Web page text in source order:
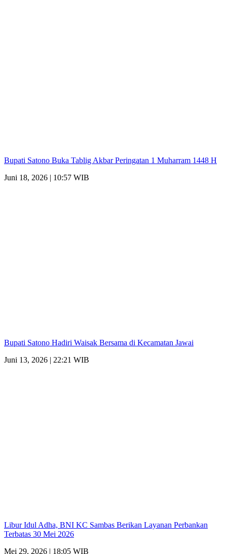
Bupati Satono Buka Tablig Akbar Peringatan 1 Muharram 1448 H
Juni 18, 2026 | 10:57 WIB
Bupati Satono Hadiri Waisak Bersama di Kecamatan Jawai
Juni 13, 2026 | 22:21 WIB
Libur Idul Adha, BNI KC Sambas Berikan Layanan Perbankan
Terbatas 30 Mei 2026
Mei 29, 2026 | 18:05 WIB